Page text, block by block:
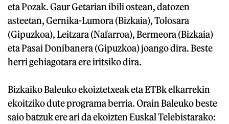
eta Pozak. Gaur Getarian ibili ostean, datozen
asteetan, Gernika-Lumora (Bizkaia), Tolosara
(Gipuzkoa), Leitzara (Nafarroa), Bermeora (Bizkaia)
eta Pasai Donibanera (Gipuzkoa) joango dira. Beste
herri gehiagotara ere iritsiko dira.
Bizkaiko Baleuko ekoiztetxeak eta ETBk elkarrekin
ekoitziko dute programa berria. Orain Baleuko beste
saio batzuk ere ari da ekoizten Euskal Telebistarako: